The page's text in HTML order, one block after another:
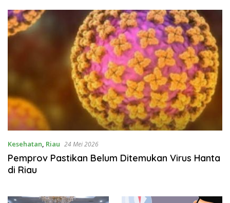
Kesehatan, Riau 24 Mei 2026
Pemprov Pastikan Belum Ditemukan Virus Hanta
di Riau